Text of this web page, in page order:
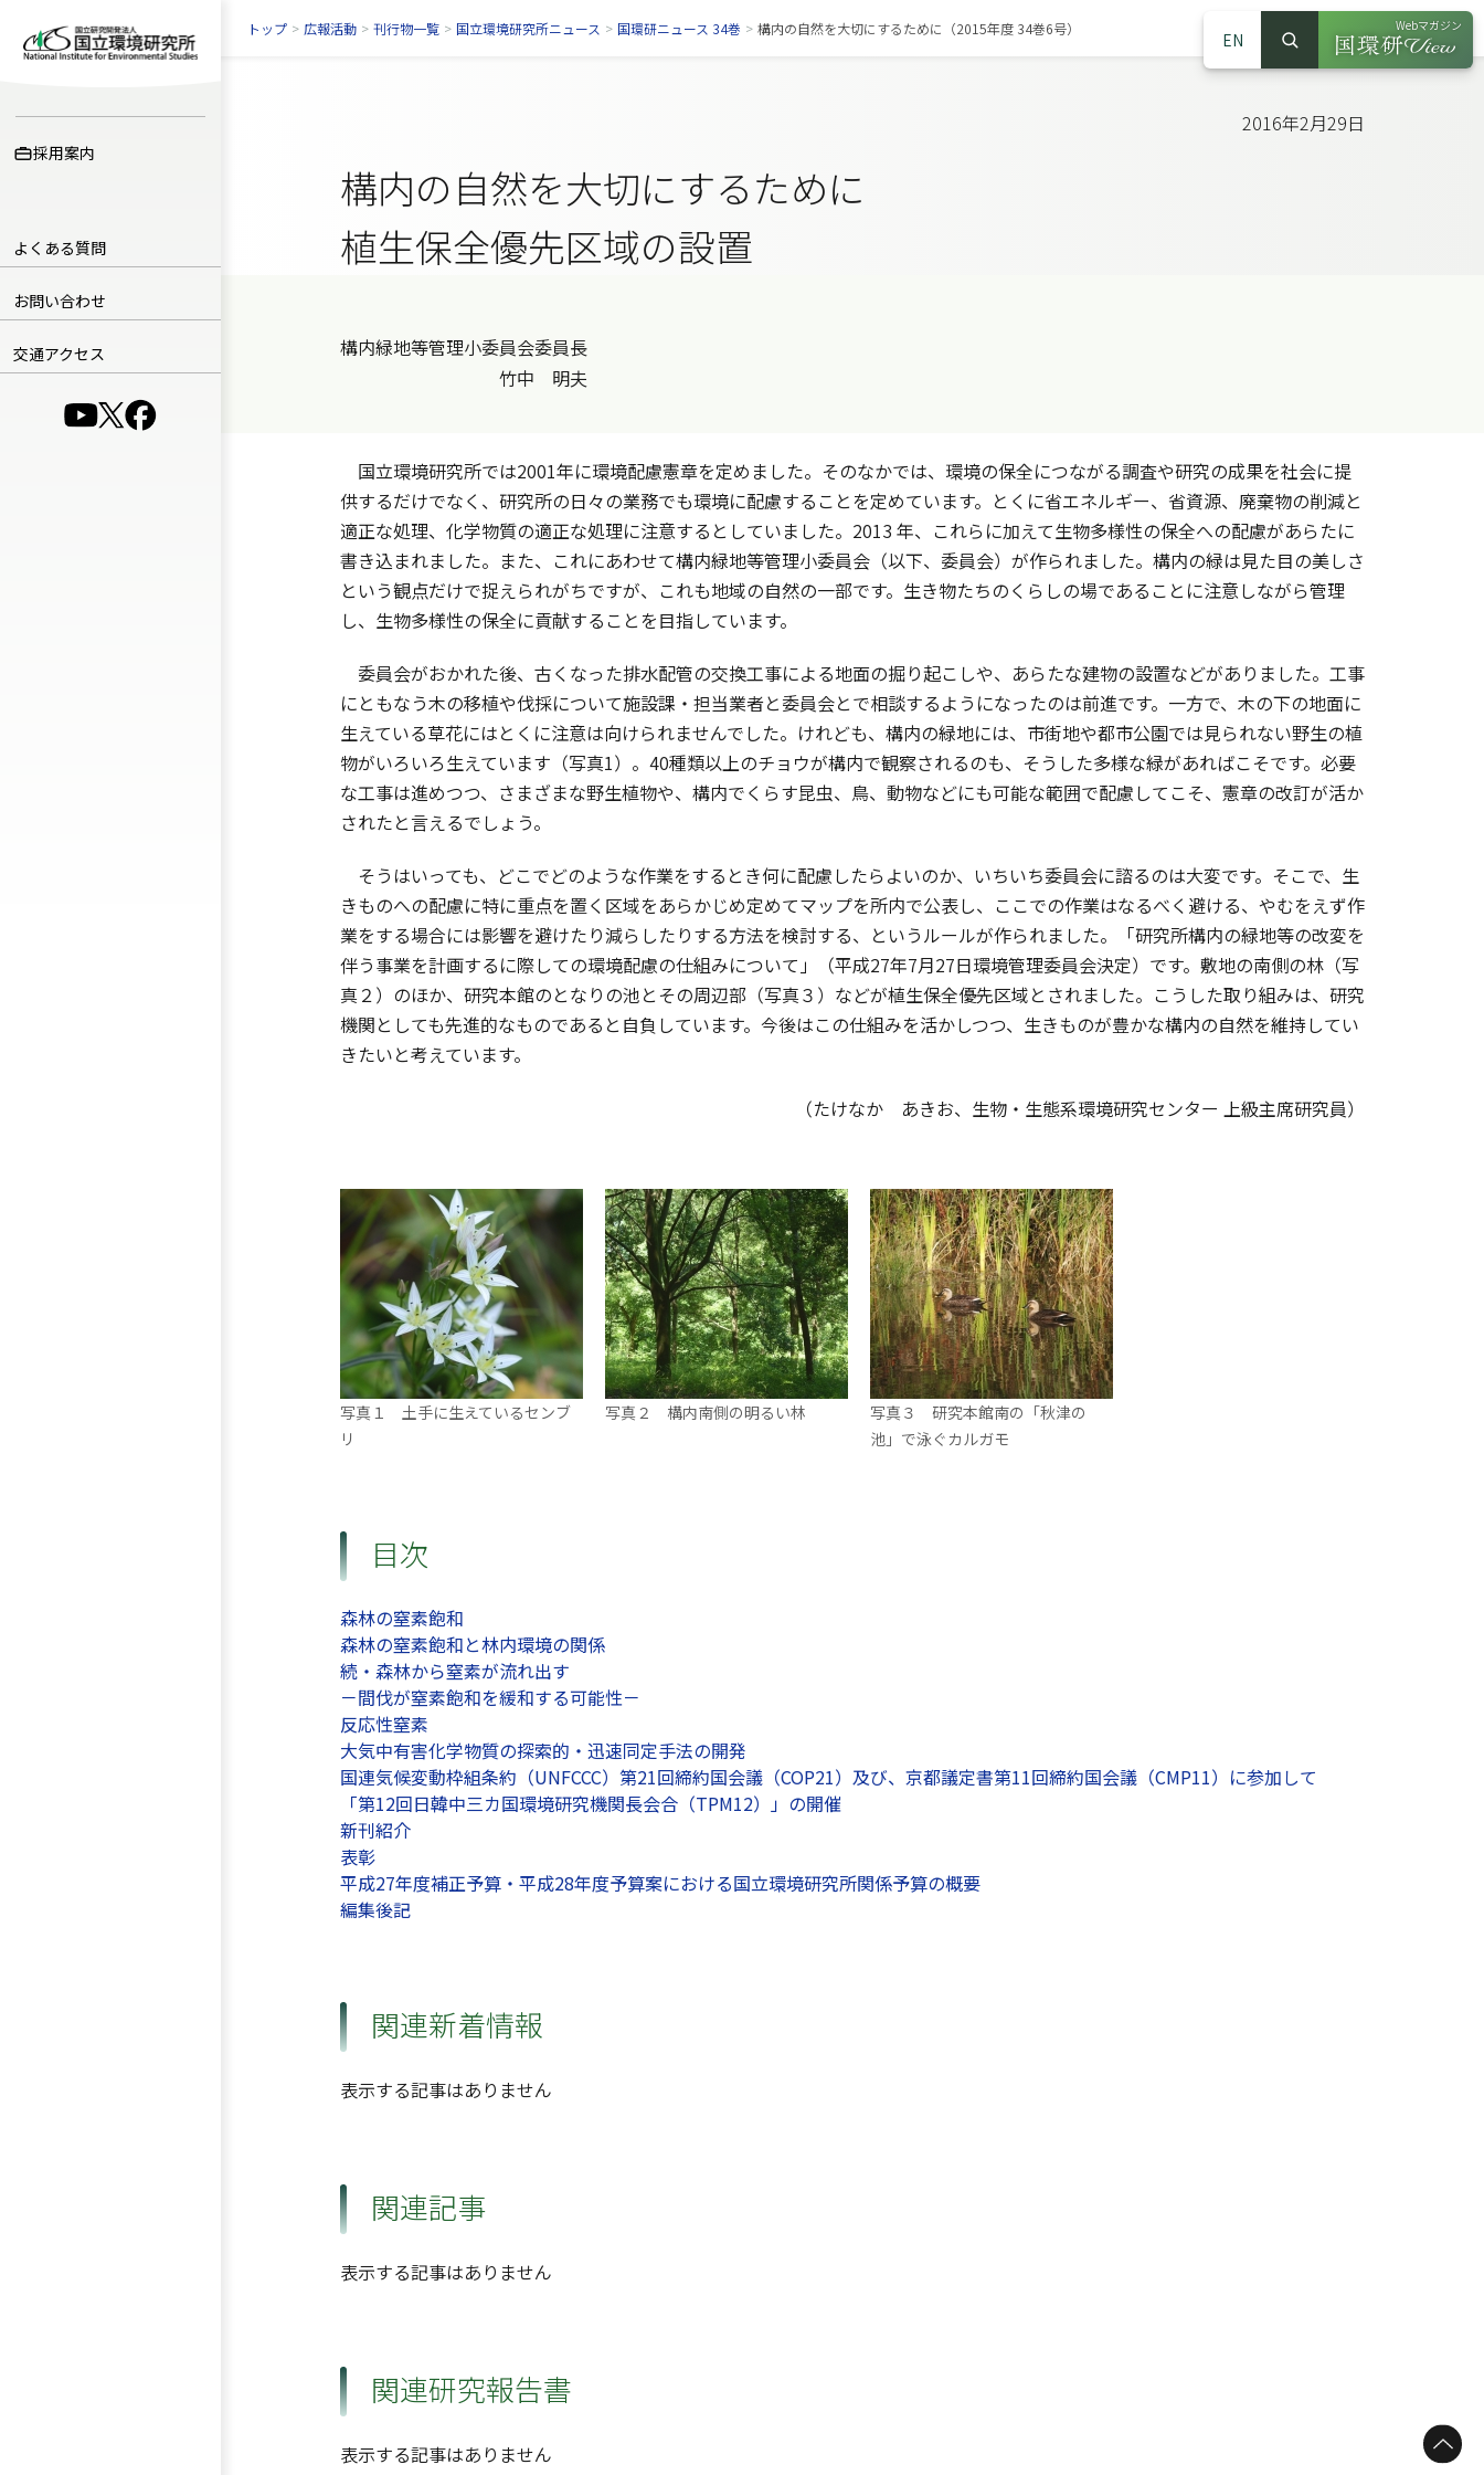
採用案内
よくある質問
お問い合わせ
交通アクセス
（別ウインドウで開きます）
（別ウインドウで開きます）
（別ウインドウで開きます）
EN
サイト内検索
検索
Webマガジン
（別ウインドウ
トップ > 広報活動 > 刊行物一覧 > 国立環境研究所ニュース > 国環研ニュース 34巻 > 構内の自然を大切にするために（2015年度 34巻6号）
2016年2月29日
構内の自然を大切にするために
植生保全優先区域の設置
構内緑地等管理小委員会委員長
竹中 明夫
国立環境研究所では2001年に環境配慮憲章を定めました。そのなかでは、環境の保全につながる調査や研究の成果を社会に提
供するだけでなく、研究所の日々の業務でも環境に配慮することを定めています。とくに省エネルギー、省資源、廃棄物の削減と
適正な処理、化学物質の適正な処理に注意するとしていました。2013 年、これらに加えて生物多様性の保全への配慮があらたに
書き込まれました。また、これにあわせて構内緑地等管理小委員会（以下、委員会）が作られました。構内の緑は見た目の美しさ
という観点だけで捉えられがちですが、これも地域の自然の一部です。生き物たちのくらしの場であることに注意しながら管理
し、生物多様性の保全に貢献することを目指しています。
委員会がおかれた後、古くなった排水配管の交換工事による地面の掘り起こしや、あらたな建物の設置などがありました。工事
にともなう木の移植や伐採について施設課・担当業者と委員会とで相談するようになったのは前進です。一方で、木の下の地面に
生えている草花にはとくに注意は向けられませんでした。けれども、構内の緑地には、市街地や都市公園では見られない野生の植
物がいろいろ生えています（写真1）。40種類以上のチョウが構内で観察されるのも、そうした多様な緑があればこそです。必要
な工事は進めつつ、さまざまな野生植物や、構内でくらす昆虫、鳥、動物などにも可能な範囲で配慮してこそ、憲章の改訂が活か
されたと言えるでしょう。
そうはいっても、どこでどのような作業をするとき何に配慮したらよいのか、いちいち委員会に諮るのは大変です。そこで、生
きものへの配慮に特に重点を置く区域をあらかじめ定めてマップを所内で公表し、ここでの作業はなるべく避ける、やむをえず作
業をする場合には影響を避けたり減らしたりする方法を検討する、というルールが作られました。「研究所構内の緑地等の改変を
伴う事業を計画するに際しての環境配慮の仕組みについて」（平成27年7月27日環境管理委員会決定）です。敷地の南側の林（写
真２）のほか、研究本館のとなりの池とその周辺部（写真３）などが植生保全優先区域とされました。こうした取り組みは、研究
機関としても先進的なものであると自負しています。今後はこの仕組みを活かしつつ、生きものが豊かな構内の自然を維持してい
きたいと考えています。
（たけなか あきお、生物・生態系環境研究センター 上級主席研究員）
写真１ 土手に生えているセンブ
リ
写真２ 構内南側の明るい林
写真３ 研究本館南の「秋津の
池」で泳ぐカルガモ
目次
森林の窒素飽和
森林の窒素飽和と林内環境の関係
続・森林から窒素が流れ出す
－間伐が窒素飽和を緩和する可能性－
反応性窒素
大気中有害化学物質の探索的・迅速同定手法の開発
国連気候変動枠組条約（UNFCCC）第21回締約国会議（COP21）及び、京都議定書第11回締約国会議（CMP11）に参加して
「第12回日韓中三カ国環境研究機関長会合（TPM12）」の開催
新刊紹介
表彰
平成27年度補正予算・平成28年度予算案における国立環境研究所関係予算の概要
編集後記
関連新着情報
表示する記事はありません
関連記事
表示する記事はありません
関連研究報告書
表示する記事はありません